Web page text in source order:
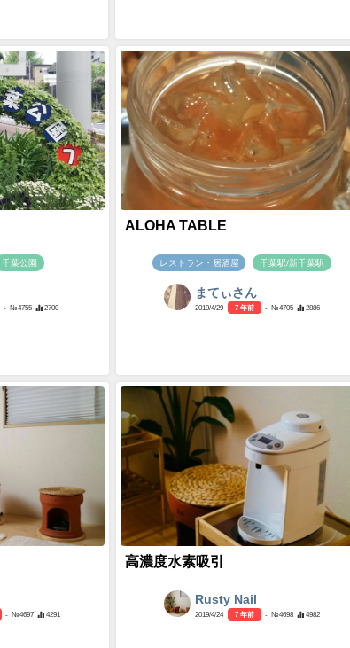
千葉公園
- №4755 2700
ALOHA TABLE
レストラン・居酒屋 千葉駅/新千葉駅
まてぃさん
2019/4/29 7 年前 - №4705 2886
- №4697 4291
高濃度水素吸引
Rusty Nail
2019/4/24 7 年前 - №4698 4982